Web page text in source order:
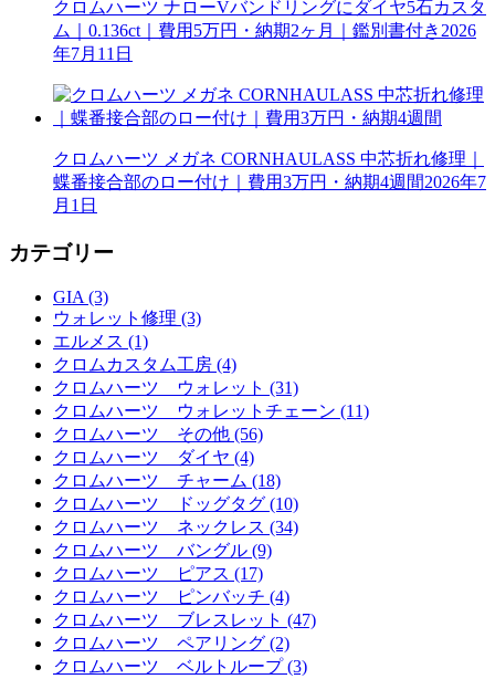
クロムハーツ ナローVバンドリングにダイヤ5石カスタ
ム｜0.136ct｜費用5万円・納期2ヶ月｜鑑別書付き 2026
年7月11日
クロムハーツ メガネ CORNHAULASS 中芯折れ修理｜
蝶番接合部のロー付け｜費用3万円・納期4週間2026年7
月1日
カテゴリー
GIA (3)
ウォレット修理 (3)
エルメス (1)
クロムカスタム工房 (4)
クロムハーツ ウォレット (31)
クロムハーツ ウォレットチェーン (11)
クロムハーツ その他 (56)
クロムハーツ ダイヤ (4)
クロムハーツ チャーム (18)
クロムハーツ ドッグタグ (10)
クロムハーツ ネックレス (34)
クロムハーツ バングル (9)
クロムハーツ ピアス (17)
クロムハーツ ピンバッチ (4)
クロムハーツ ブレスレット (47)
クロムハーツ ペアリング (2)
クロムハーツ ベルトループ (3)